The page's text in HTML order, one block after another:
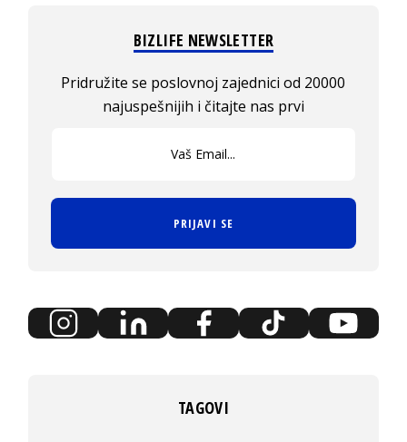
BIZLIFE NEWSLETTER
Pridružite se poslovnoj zajednici od 20000
najuspešnijih i čitajte nas prvi
PRIJAVI SE
TAGOVI